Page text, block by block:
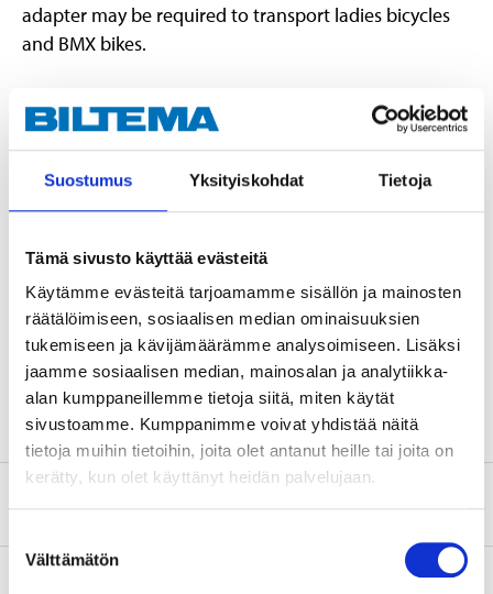
Suostumus Yksityiskohdat Tietoja
Tämä sivusto käyttää evästeitä
Käytämme evästeitä tarjoamamme sisällön ja mainosten
räätälöimiseen, sosiaalisen median ominaisuuksien
tukemiseen ja kävijämäärämme analysoimiseen. Lisäksi
jaamme sosiaalisen median, mainosalan ja analytiikka-
alan kumppaneillemme tietoja siitä, miten käytät
sivustoamme. Kumppanimme voivat yhdistää näitä
tietoja muihin tietoihin, joita olet antanut heille tai joita on
kerätty, kun olet käyttänyt heidän palvelujaan.
valinta
Välttämätön
adapter may be required to transport ladies bicycles
and BMX bikes.
Technical specifications
Capacity
1-2 bikes
Depth
Height
Max. load
30 kg
Weight
3,7 kg